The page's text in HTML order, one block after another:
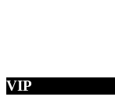
VIP